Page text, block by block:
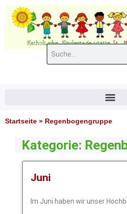
Zum
Inhalt
springen
Suche
Startseite » Regenbogengruppe
Kategorie:
Juni
Im Juni haben wir unser